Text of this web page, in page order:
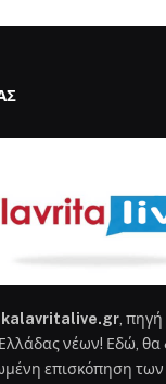
kalavritalive.gr,
νέων! Εδώ, θα
επισκόπηση